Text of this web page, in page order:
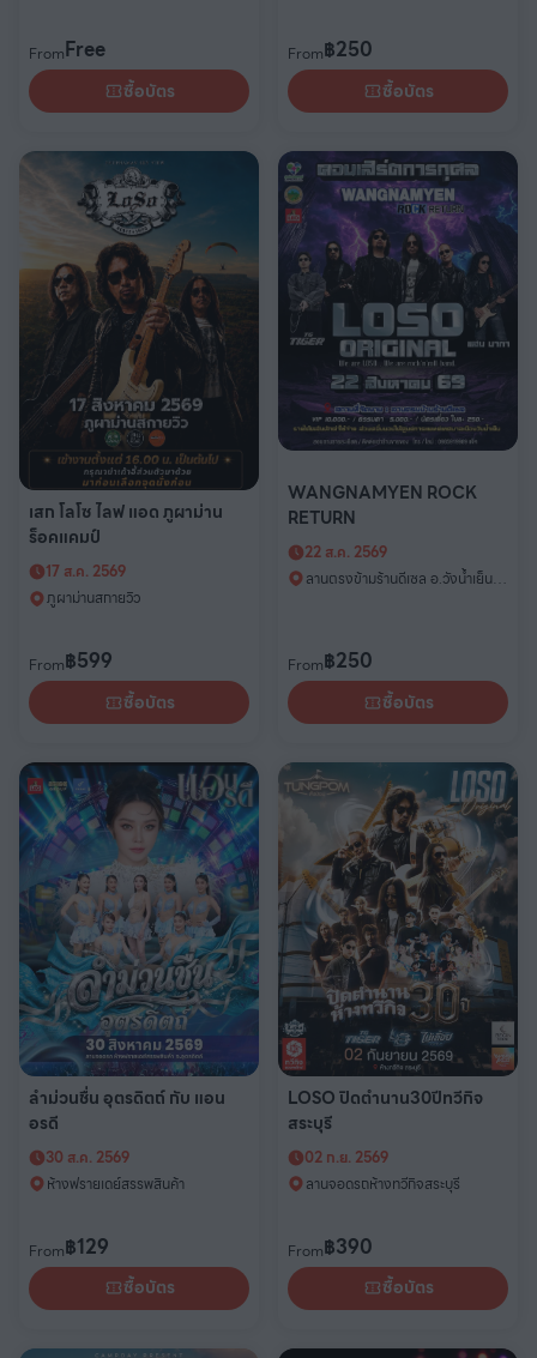
FromFree
ซื้อบัตร
From฿250
ซื้อบัตร
เสก โลโซ ไลฟ แอด ภูผาม่าน
ร็อคแคมป์
17 ส.ค. 2569
ภูผาม่านสกายวิว
From฿599
ซื้อบัตร
WANGNAMYEN ROCK
RETURN
22 ส.ค. 2569
ลานตรงข้ามร้านดีเซล อ.วังนํ้าเย็น
From฿250
ซื้อบัตร
ลำม่วนชื่น อุตรดิตถ์ กับ แอน
อรดี
30 ส.ค. 2569
ห้างฟรายเดย์สรรพสินค้า
From฿129
ซื้อบัตร
LOSO ปิดตำนาน30ปีทวีกิจ
สระบุรี
02 ก.ย. 2569
ลานจอดรถห้างทวีกิจสระบุรี
From฿390
ซื้อบัตร